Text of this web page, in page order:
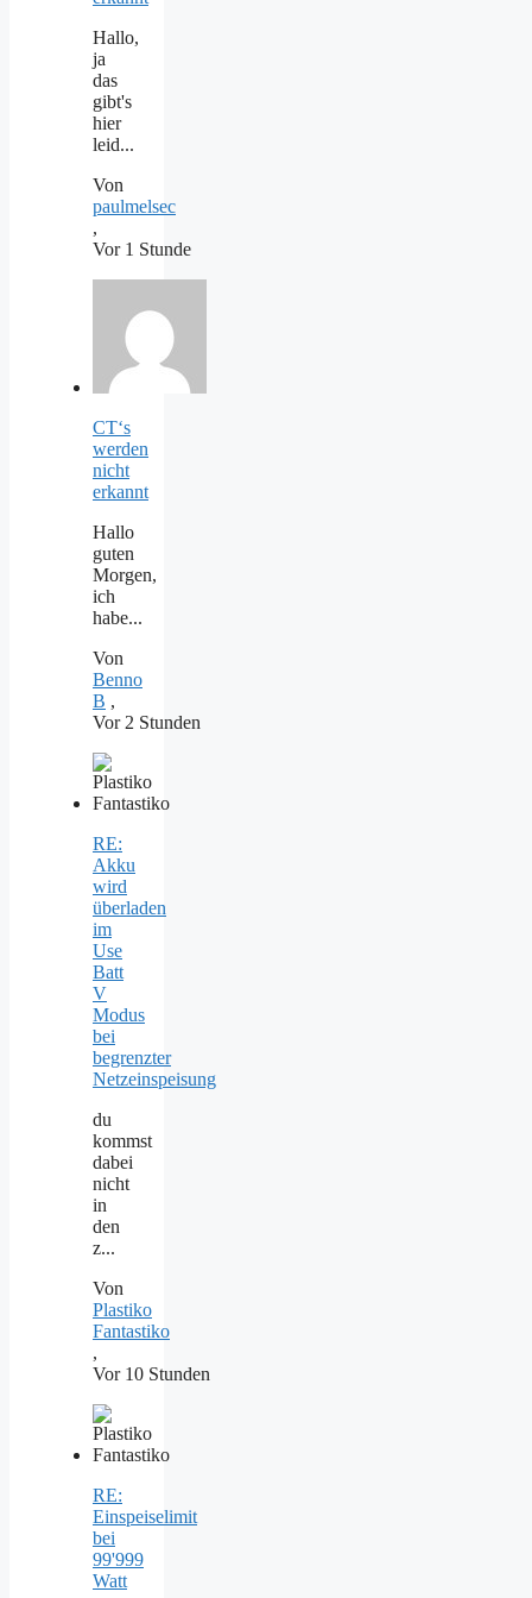
Hallo,
ja
das
gibt's
hier
leid...
Von
paulmelsec
,
Vor 1 Stunde
CT‘s
werden
nicht
erkannt
Hallo
guten
Morgen,
ich
habe...
Von
Benno
B ,
Vor 2 Stunden
RE:
Akku
wird
überladen
im
Use
Batt
V
Modus
bei
begrenzter
Netzeinspeisung
du
kommst
dabei
nicht
in
den
z...
Von
Plastiko
Fantastiko
,
Vor 10 Stunden
RE:
Einspeiselimit
bei
99'999
Watt